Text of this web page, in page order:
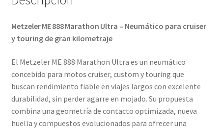
Metzeler ME 888 Marathon Ultra – Neumático para cruiser
y touring de gran kilometraje
El Metzeler ME 888 Marathon Ultra es un neumático
concebido para motos cruiser, custom y touring que
buscan rendimiento fiable en viajes largos con excelente
durabilidad, sin perder agarre en mojado. Su propuesta
combina una geometría de contacto optimizada, nueva
huella y compuestos evolucionados para ofrecer una